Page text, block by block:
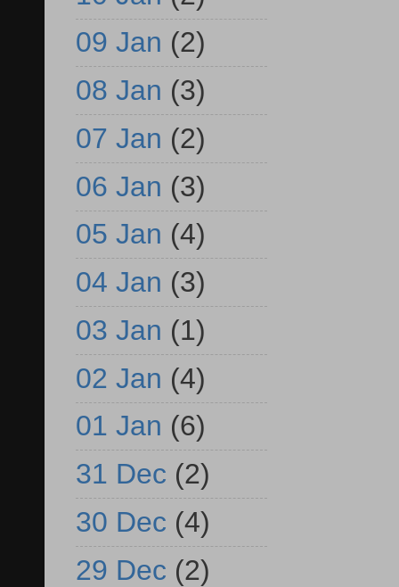
09 Jan (2)
08 Jan (3)
07 Jan (2)
06 Jan (3)
05 Jan (4)
04 Jan (3)
03 Jan (1)
02 Jan (4)
01 Jan (6)
31 Dec (2)
30 Dec (4)
29 Dec (2)